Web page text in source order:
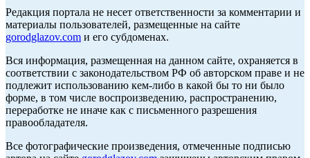
Редакция портала не несет ответственности за комментарии и
материалы пользователей, размещенные на сайте
gorodglazov.com и его субдоменах.
Вся информация, размещенная на данном сайте, охраняется в
соответствии с законодательством РФ об авторском праве и не
подлежит использованию кем-либо в какой бы то ни было
форме, в том числе воспроизведению, распространению,
переработке не иначе как с письменного разрешения
правообладателя.
Все фотографические произведения, отмеченные подписью